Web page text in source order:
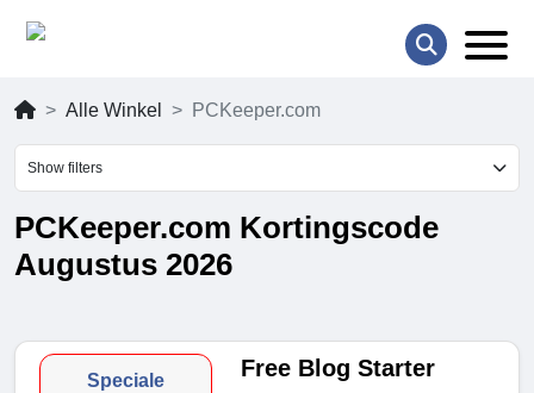
Alle Winkel PCKeeper.com
Show filters
PCKeeper.com Kortingscode
Augustus 2026
Speciale Free Blog Starter